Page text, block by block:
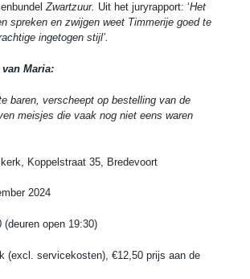
Zwartzuur. Uit het juryrapport: ‘Het
spreken en zwijgen weet Timmerije goed te
ingetogen stijl’.
Maria:
baren, verscheept op bestelling van de
meisjes die vaak nog niet eens waren
Koppelstraat 35, Bredevoort
2024
(deuren open 19:30)
(excl. servicekosten), €12,50 prijs aan de